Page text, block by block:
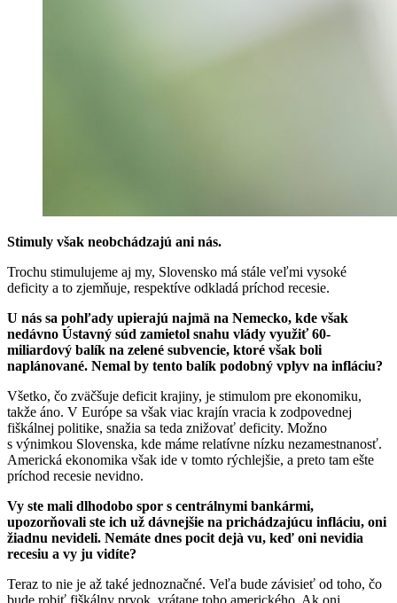
Stimuly však neobchádzajú ani nás.
Trochu stimulujeme aj my, Slovensko má stále veľmi vysoké
deficity a to zjemňuje, respektíve odkladá príchod recesie.
U nás sa pohľady upierajú najmä na Nemecko, kde však
nedávno Ústavný súd zamietol snahu vlády využiť 60-
miliardový balík na zelené subvencie, ktoré však boli
naplánované. Nemal by tento balík podobný vplyv na infláciu?
Všetko, čo zväčšuje deficit krajiny, je stimulom pre ekonomiku,
takže áno. V Európe sa však viac krajín vracia k zodpovednej
fiškálnej politike, snažia sa teda znižovať deficity. Možno
s výnimkou Slovenska, kde máme relatívne nízku nezamestnanosť.
Americká ekonomika však ide v tomto rýchlejšie, a preto tam ešte
príchod recesie nevidno.
Vy ste mali dlhodobo spor s centrálnymi bankármi,
upozorňovali ste ich už dávnejšie na prichádzajúcu infláciu, oni
žiadnu nevideli. Nemáte dnes pocit dejà vu, keď oni nevidia
recesiu a vy ju vidíte?
Teraz to nie je až také jednoznačné. Veľa bude závisieť od toho, čo